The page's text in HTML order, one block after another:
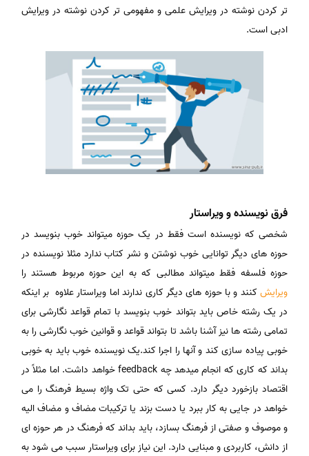
تر کردن نوشته در ویرایش علمی و مفهومی تر کردن نوشته در ویرایش
ادبی است.
فرق نویسنده و ویراستار
شخصی که نویسنده است فقط در یک حوزه میتواند خوب بنویسد در
حوزه های دیگر توانایی خوب نوشتن و نشر کتاب ندارد مثلا نویسنده در
حوزه فلسفه فقط میتواند مطالبی که به این حوزه مربوط هستند را
ویرایش کنند و با حوزه های دیگر کاری ندارند اما ویراستار علاوه بر اینکه
در یک رشته خاص باید بتواند خوب بنویسد با تمام قواعد نگارشی برای
تمامی رشته ها نیز آشنا باشد تا بتواند قواعد و قوانین خوب نگارشی را به
خوبی پیاده سازی کند و آنها را اجرا کند.یک نویسنده خوب باید به خوبی
بداند که کاری که انجام میدهد چه feedback خواهد داشت. اما مثلاً در
اقتصاد بازخورد دیگر دارد. کسی که حتی تک واژه بسیط فرهنگ را می
خواهد در جایی به کار ببرد یا دست بزند یا ترکیبات مضاف و مضاف الیه
و موصوف و صفتی از فرهنگ بسازد، باید بداند که فرهنگ در هر حوزه ای
از دانش، کاربردی و مبنایی دارد. این نیاز برای ویراستار سبب می شود به